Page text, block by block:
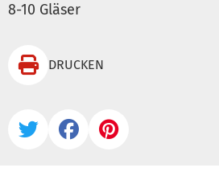
8-10 Gläser
 DRUCKEN
  